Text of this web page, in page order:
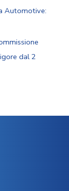
Automotive:
dal 2